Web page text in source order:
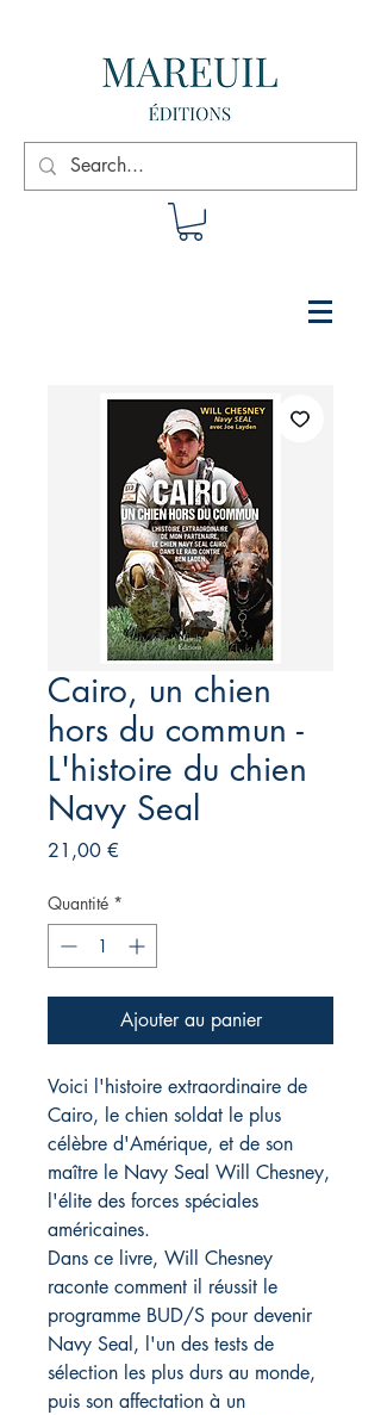
Cairo, un chien
hors du commun -
L'histoire du chien
Navy Seal
21,00 €
Quantité *
Ajouter au panier
Voici l'histoire extraordinaire de
Cairo, le chien soldat le plus
célèbre d'Amérique, et de son
maître le Navy Seal Will Chesney,
l'élite des forces spéciales
américaines.
Dans ce livre, Will Chesney
raconte comment il réussit le
programme BUD/S pour devenir
Navy Seal, l'un des tests de
sélection les plus durs au monde,
puis son affectation à un